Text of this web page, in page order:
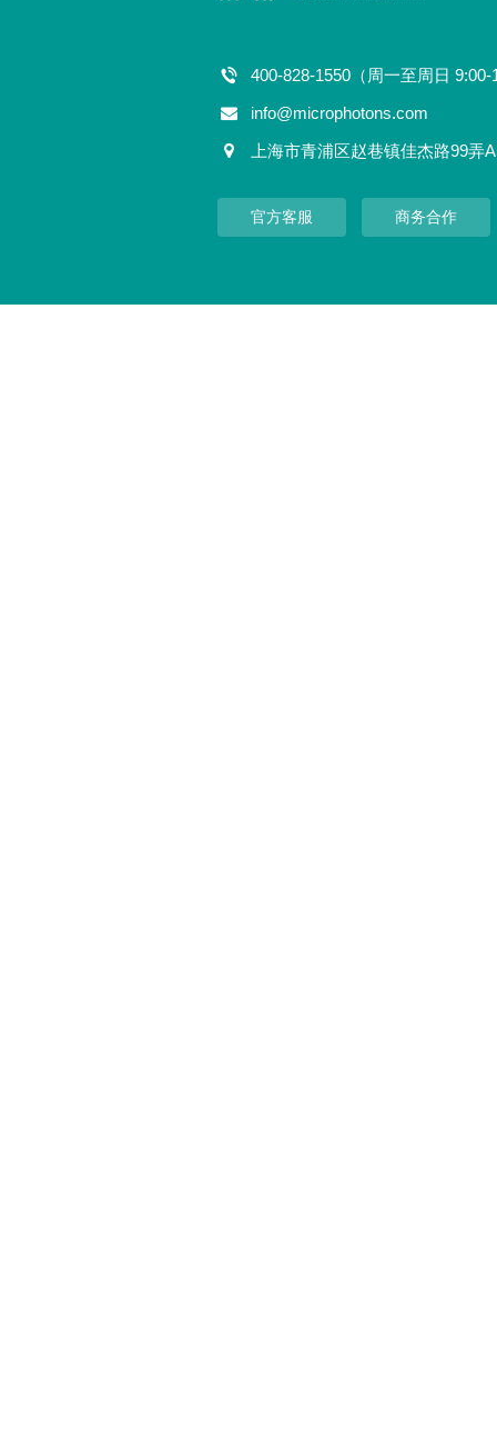
400-828-1550（周一至周日 9:00-
info@microphotons.com
上海市青浦区赵巷镇佳杰路99弄
官方客服 商务合作